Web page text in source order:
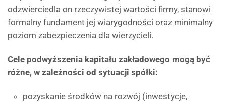
odzwierciedla on rzeczywistej wartości firmy, stanowi
formalny fundament jej wiarygodności oraz minimalny
poziom zabezpieczenia dla wierzycieli.
Cele podwyższenia kapitału zakładowego mogą być
różne, w zależności od sytuacji spółki:
pozyskanie środków na rozwój (inwestycje,